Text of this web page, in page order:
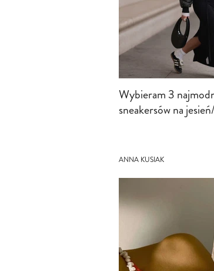
Wybieram 3
sneakersów na
ANNA KUSIAK